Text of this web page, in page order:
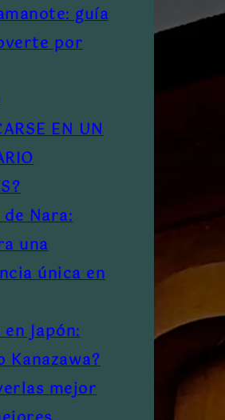
guía
por
EN UN
Nara:
una
única en
Japón:
Kanazawa?
mejor